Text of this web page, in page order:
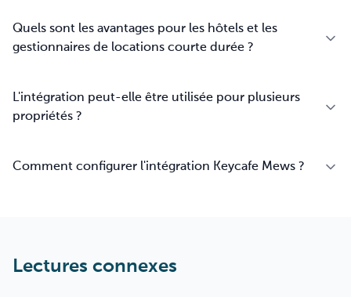
Quels sont les avantages pour les hôtels et les
gestionnaires de locations courte durée ?
L'intégration peut-elle être utilisée pour plusieurs
propriétés ?
Comment configurer l'intégration Keycafe Mews ?
Lectures connexes